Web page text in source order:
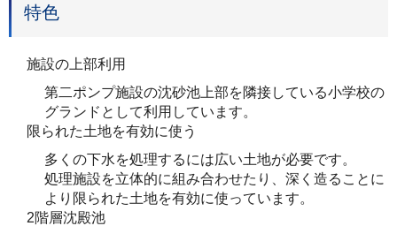
特色
施設の上部利用
第二ポンプ施設の沈砂池上部を隣接している小学校の
グランドとして利用しています。
限られた土地を有効に使う
多くの下水を処理するには広い土地が必要です。
処理施設を立体的に組み合わせたり、深く造ることに
より限られた土地を有効に使っています。
2階層沈殿池